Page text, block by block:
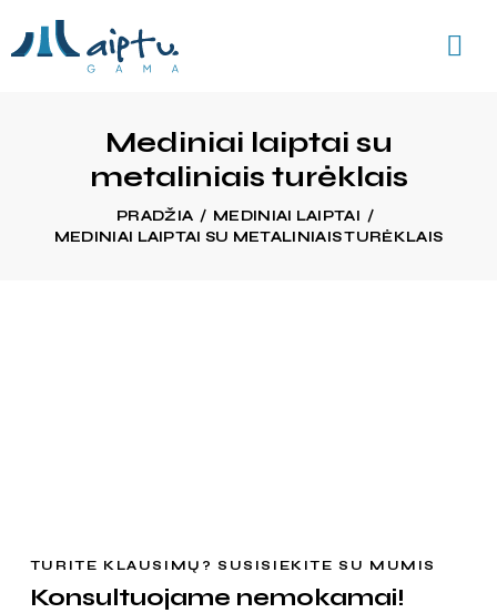
Mediniai laiptai su
metaliniais turėklais
PRADŽIA
MEDINIAI LAIPTAI
MEDINIAI LAIPTAI SU METALINIAIS TURĖKLAIS
TURITE KLAUSIMŲ? SUSISIEKITE SU MUMIS
Konsultuojame nemokamai!